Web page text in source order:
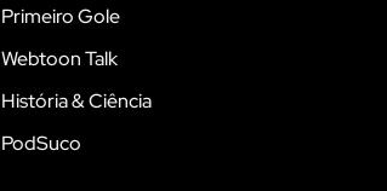
Primeiro Gole
Webtoon Talk
História & Ciência
PodSuco